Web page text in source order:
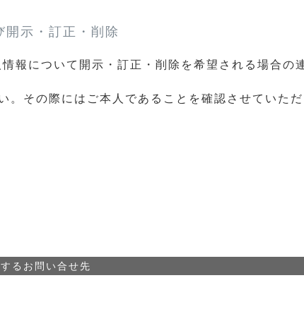
開示・訂正・削除
報について開示・訂正・削除を希望される場合の
その際にはご本人であることを確認させていただ
るお問い合せ先